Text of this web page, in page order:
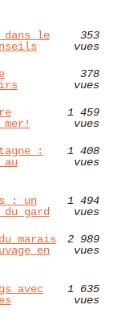
dans le
353
vues
378
vues
1 459
vues
:
1 408
vues
: un
gard
1 494
vues
marais
en
2 989
vues
avec
1 635
vues